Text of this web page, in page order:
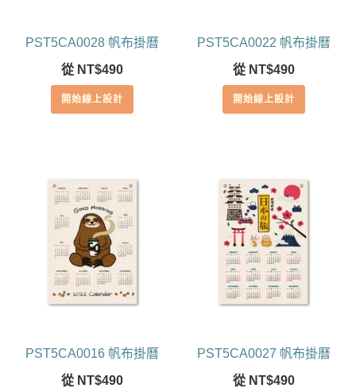
PST5CA0028 帆布掛曆
從 NT$490
開始線上設計
PST5CA0022 帆布掛曆
從 NT$490
開始線上設計
PST5CA0016 帆布掛曆
從 NT$490
PST5CA0027 帆布掛曆
從 NT$490